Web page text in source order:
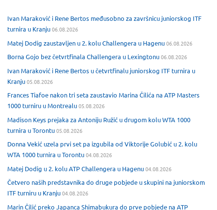
Ivan Maraković i Rene Bertos međusobno za završnicu juniorskog ITF
turnira u Kranju06.08.2026
Matej Dodig zaustavljen u 2. kolu Challengera u Hagenu06.08.2026
Borna Gojo bez četvrtfinala Challengera u Lexingtonu06.08.2026
Ivan Maraković i Rene Bertos u četvrtfinalu juniorskog ITF turnira u
Kranju05.08.2026
Frances Tiafoe nakon tri seta zaustavio Marina Čilića na ATP Masters
1000 turniru u Montrealu05.08.2026
Madison Keys prejaka za Antoniju Ružić u drugom kolu WTA 1000
turnira u Torontu05.08.2026
Donna Vekić uzela prvi set pa izgubila od Viktorije Golubić u 2. kolu
WTA 1000 turnira u Torontu04.08.2026
Matej Dodig u 2. kolu ATP Challengera u Hagenu04.08.2026
Četvero naših predstavnika do druge pobjede u skupini na juniorskom
ITF turniru u Kranju04.08.2026
Marin Čilić preko Japanca Shimabukura do prve pobjede na ATP